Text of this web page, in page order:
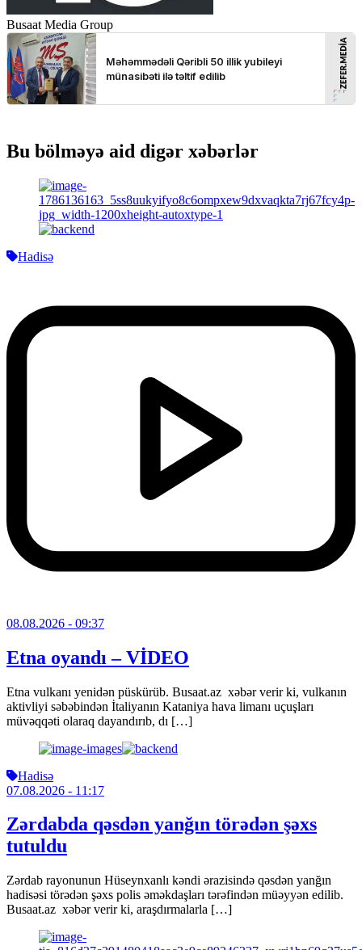
Busaat Media Group
Bu bölməyə aid digər xəbərlər
Hadisə
08.08.2026 - 09:37
Etna oyandı – VİDEO
Etna vulkanı yenidən püskürüb. Busaat.az xəbər verir ki, vulkanın
aktivliyi səbəbindən İtaliyanın Kataniya hava limanı uçuşları
müvəqqəti olaraq dayandırıb, dı […]
Hadisə
07.08.2026 - 11:17
Zərdabda qəsdən yanğın törədən şəxs
tutuldu
Zərdab rayonunun Hüseynxanlı kəndi ərazisində qəsdən yanğın
hadisəsi törədən şəxs polis əməkdaşları tərəfindən müəyyən edilib.
Busaat.az xəbər verir ki, araşdırmalarla […]